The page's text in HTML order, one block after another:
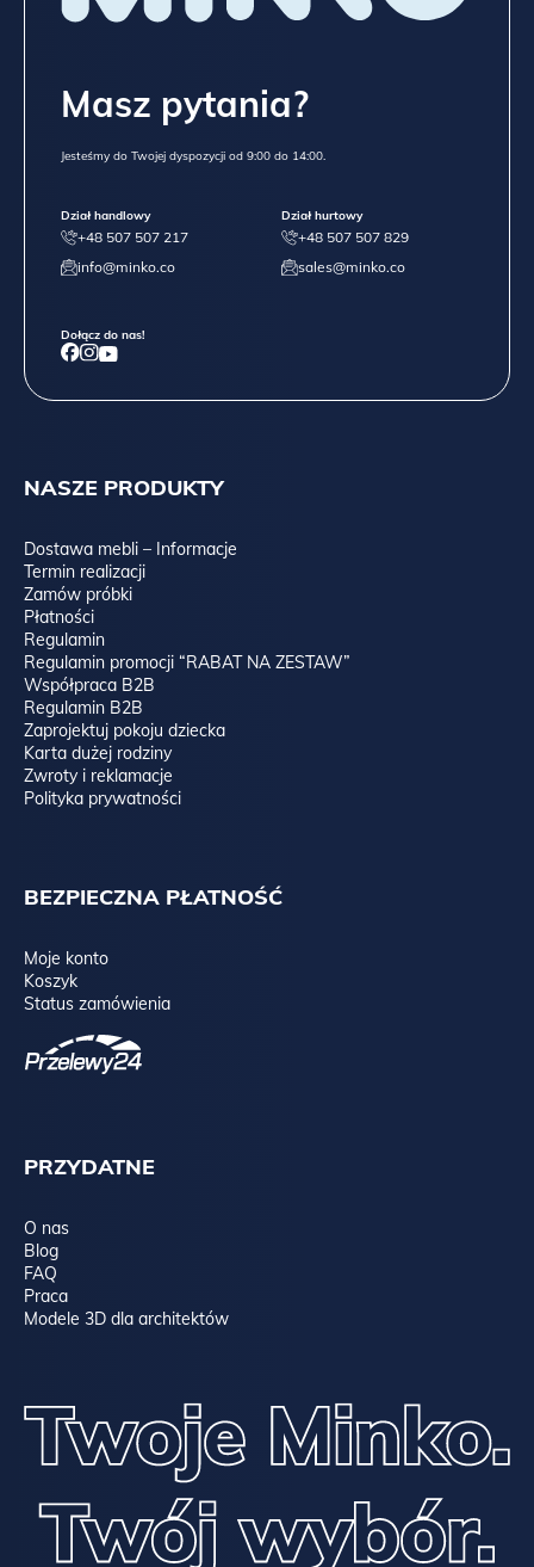
NASZE PRODUKTY
Dostawa mebli – Informacje
Termin realizacji
Zamów próbki
Płatności
Regulamin
Regulamin promocji “RABAT NA ZESTAW”
Współpraca B2B
Regulamin B2B
Zaprojektuj pokoju dziecka
Karta dużej rodziny
Zwroty i reklamacje
Polityka prywatności
BEZPIECZNA PŁATNOŚĆ
Moje konto
Koszyk
Status zamówienia
PRZYDATNE
O nas
Blog
FAQ
Praca
Modele 3D dla architektów
Masz pytania?
Jesteśmy do Twojej dyspozycji od 9:00 do 14:00.
Dział handlowy
+48 507 507 217
info@minko.co
Dział hurtowy
+48 507 507 829
sales@minko.co
Dołącz do nas!